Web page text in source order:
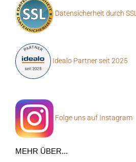
Datensicherheit durch SSL
Idealo Partner seit 2025
Folge uns auf Instagram
MEHR ÜBER...